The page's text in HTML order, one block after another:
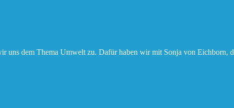
uns dem Thema Umwelt zu. Dafür haben wir mit Sonja von Eichborn,